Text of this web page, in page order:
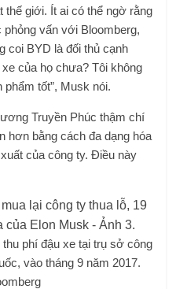
thế giới. Ít ai có thể ngờ rằng
vấn với Bloomberg,
coi BYD là đối thủ cạnh
của họ chưa? Tôi không
tốt”, Musk nói.
Truyền Phúc thậm chí
hơn bằng cách đa dạng hóa
của công ty. Điều này
phí đậu xe tại trụ sở công
vào tháng 9 năm 2017.